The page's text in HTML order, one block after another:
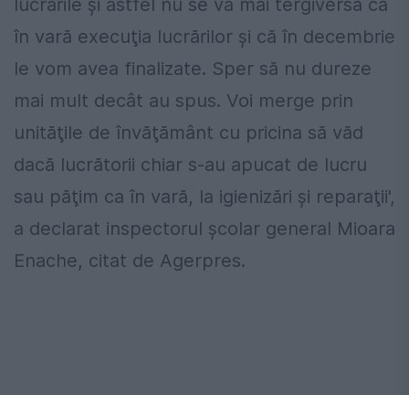
în vară execuţia lucrărilor şi că în decembrie
le vom avea finalizate. Sper să nu dureze
mai mult decât au spus. Voi merge prin
unităţile de învăţământ cu pricina să văd
dacă lucrătorii chiar s-au apucat de lucru
sau păţim ca în vară, la igienizări şi reparaţii',
a declarat inspectorul şcolar general Mioara
Enache, citat de Agerpres.